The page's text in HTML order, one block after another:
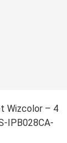
Wizcolor – 4
IPB028CA-